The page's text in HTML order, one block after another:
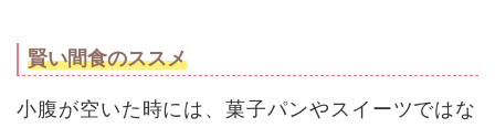
賢い間食のススメ
小腹が空いた時には、菓子パンやスイーツではな